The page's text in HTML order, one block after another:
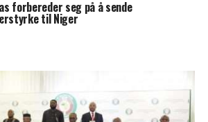
forbereder seg på å sende
til Niger